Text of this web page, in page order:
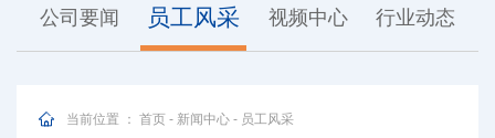
公司要闻 员工风采 视频中心 行业动态
当前位置 ： 首页 - 新闻中心 - 员工风采